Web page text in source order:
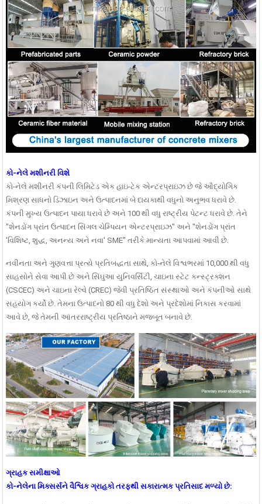
કો-નેલે મશીનરી વિશે
કો-નેલે મશીનરી કંપની લિમિટેડ એક હાઇ-ટેક એન્ટરપ્રાઇઝ છે જે ઔદ્યોગિક
મિશ્રણ સાધનો ડિઝાઇન અને ઉત્પાદનમાં બે દાયકાથી વધુનો અનુભવ ધરાવે છે.
કંપની મુખ્ય ઉત્પાદન પાયા ધરાવે છે અને 100 થી વધુ રાષ્ટ્રીય પેટન્ટ ધરાવે છે. તેને
"શેનડોંગ પ્રાંત ઉત્પાદન સિંગલ ચેમ્પિયન એન્ટરપ્રાઇઝ" અને "શેનડોંગ પ્રાંત
'વિશિષ્ટ, શુદ્ધ, અનન્ય અને નવા' SME" તરીકે માન્યતા આપવામાં આવી છે.
નવીનતા અને ગુણવત્તા પ્રત્યે પ્રતિબદ્ધતા સાથે, કો-નેલે વિશ્વભરમાં 10,000 થી વધુ
સાહસોને સેવા આપી છે અને સિંઘુઆ યુનિવર્સિટી, ચાઇના સ્ટેટ કન્સ્ટ્રક્શન
(CSCEC) અને ચાઇના રેલ્વે (CREC) જેવી પ્રતિષ્ઠિત સંસ્થાઓ અને કંપનીઓ સાથે
સહયોગ કર્યો છે. તેમના ઉત્પાદનો 80 થી વધુ દેશો અને પ્રદેશોમાં નિકાસ કરવામાં
આવે છે, જે તેમની આંતરરાષ્ટ્રીય પ્રતિષ્ઠાને મજબૂત બનાવે છે.
ગ્રાહક સમીક્ષાઓ
કો-નેલેના મિક્સર્સને વૈશ્વિક ગ્રાહકો તરફથી સકારાત્મક પ્રતિસાદ મળ્યો છે: